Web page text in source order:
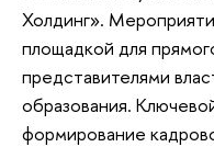
Холдинг».
площадкой для
представителями
образования.
формирование